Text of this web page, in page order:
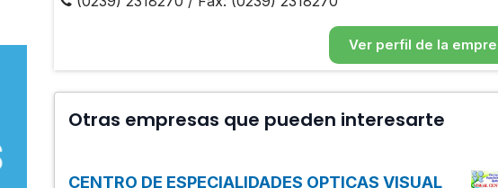
Ver perfil de la
Otras empresas que pueden interesarte
CENTRO DE ESPECIALIDADES OPTICAS VISUAL